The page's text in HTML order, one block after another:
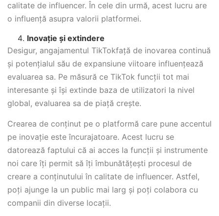
calitate de influencer. În cele din urmă, acest lucru are
o influență asupra valorii platformei.
Inovație și extindere
Desigur, angajamentul TikTokfață de inovarea continuă
și potențialul său de expansiune viitoare influențează
evaluarea sa. Pe măsură ce TikTok funcții tot mai
interesante și își extinde baza de utilizatori la nivel
global, evaluarea sa de piață crește.
Crearea de conținut pe o platformă care pune accentul
pe inovație este încurajatoare. Acest lucru se
datorează faptului că ai acces la funcții și instrumente
noi care îți permit să îți îmbunătățești procesul de
creare a conținutului în calitate de influencer. Astfel,
poți ajunge la un public mai larg și poți colabora cu
companii din diverse locații.